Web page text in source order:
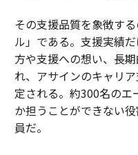
その支援品質を象徴す
ル」である。支援実績
方や支援への想い、長
れ、アサインのキャリ
定される。約300名のエ
か担うことができない
員だ。